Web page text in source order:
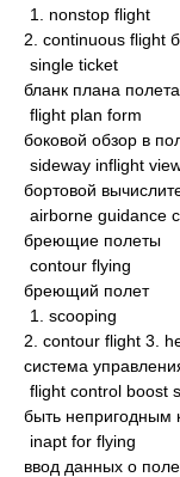
1. nonstop flight
2. continuous flight
single ticket
бланк плана полета
flight plan form
боковой обзор в
sideway inflight
бортовой
airborne guidance
бреющие полеты
contour flying
бреющий полет
1. scooping
2. contour flight 3.
система
flight control boost
быть непригодным
inapt for flying
ввод данных о